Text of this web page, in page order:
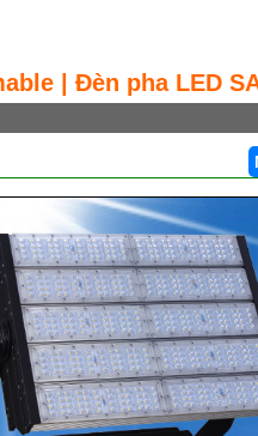
| Đèn pha LED